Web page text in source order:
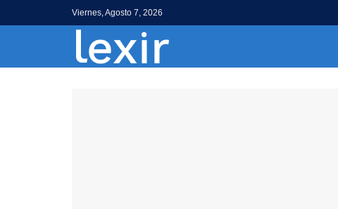
Viernes, Agosto 7, 2026